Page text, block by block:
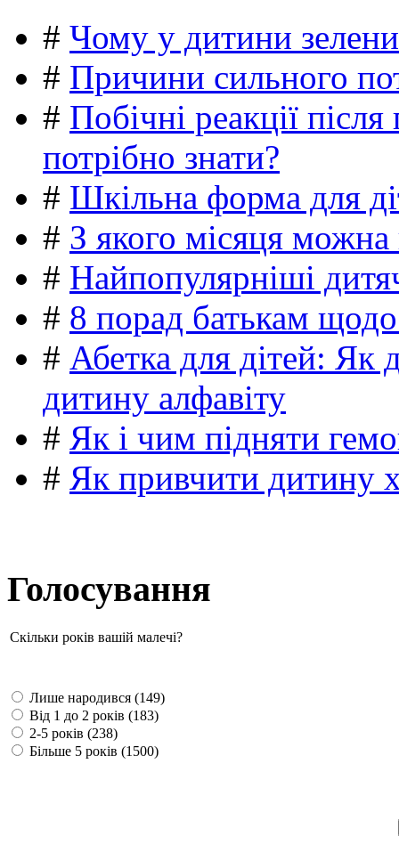
# Чому у дитини
# Причини сильного
# Побічні реакції
потрібно знати?
# Шкільна форма для
# З якого місяця можна
# Найпопулярніші
# 8 порад батькам
# Абетка для дітей: Як
дитину алфавіту
# Як і чим підняти
# Як привчити дитину
Голосування
Скільки років вашій малечі?
Лише народився (149)
Від 1 до 2 років (183)
2-5 років (238)
Більше 5 років (1500)